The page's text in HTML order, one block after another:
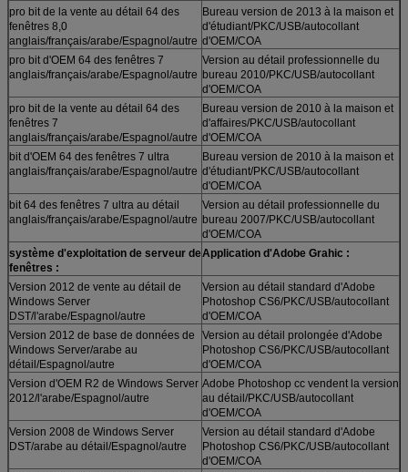
pro bit de la vente au détail 64 des
fenêtres 8,0
anglais/français/arabe/Espagnol/autre
Bureau version de 2013 à la maison et
d'étudiant/PKC/USB/autocollant
d'OEM/COA
pro bit d'OEM 64 des fenêtres 7
anglais/français/arabe/Espagnol/autre
Version au détail professionnelle du
bureau 2010/PKC/USB/autocollant
d'OEM/COA
pro bit de la vente au détail 64 des
fenêtres 7
anglais/français/arabe/Espagnol/autre
Bureau version de 2010 à la maison et
d'affaires/PKC/USB/autocollant
d'OEM/COA
bit d'OEM 64 des fenêtres 7 ultra
anglais/français/arabe/Espagnol/autre
Bureau version de 2010 à la maison et
d'étudiant/PKC/USB/autocollant
d'OEM/COA
bit 64 des fenêtres 7 ultra au détail
anglais/français/arabe/Espagnol/autre
Version au détail professionnelle du
bureau 2007/PKC/USB/autocollant
d'OEM/COA
système d'exploitation de serveur de
fenêtres :
Application d'Adobe Grahic :
Version 2012 de vente au détail de
Windows Server
DST/l'arabe/Espagnol/autre
Version au détail standard d'Adobe
Photoshop CS6/PKC/USB/autocollant
d'OEM/COA
Version 2012 de base de données de
Windows Server/arabe au
détail/Espagnol/autre
Version au détail prolongée d'Adobe
Photoshop CS6/PKC/USB/autocollant
d'OEM/COA
Version d'OEM R2 de Windows Server
2012/l'arabe/Espagnol/autre
Adobe Photoshop cc vendent la version
au détail/PKC/USB/autocollant
d'OEM/COA
Version 2008 de Windows Server
DST/arabe au détail/Espagnol/autre
Version au détail standard d'Adobe
Photoshop CS6/PKC/USB/autocollant
d'OEM/COA